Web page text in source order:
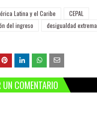
Latina y el Caribe
CEPAL
del ingreso
desigualdad extrema
COMENTARIO